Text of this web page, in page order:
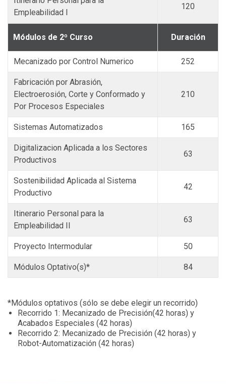
Empleabilidad I
120
Módulos de 2º Curso Duración
Mecanizado por Control Numerico 252
Fabricación por Abrasión,
Electroerosión, Corte y Conformado y
Por Procesos Especiales
210
Sistemas Automatizados 165
Digitalizacion Aplicada a los Sectores
Productivos
63
Sostenibilidad Aplicada al Sistema
Productivo
42
Itinerario Personal para la
Empleabilidad II
63
Proyecto Intermodular 50
Módulos Optativo(s)* 84
*Módulos optativos (sólo se debe elegir un recorrido)
Recorrido 1: Mecanizado de Precisión(42 horas) y
Acabados Especiales (42 horas)
Recorrido 2: Mecanizado de Precisión (42 horas) y
Robot-Automatización (42 horas)